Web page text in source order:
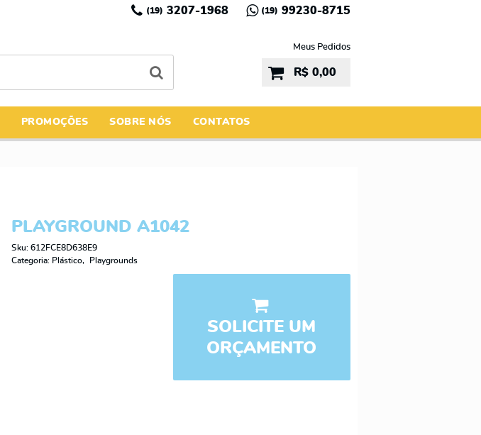
(19) 3207-1968 (19) 99230-8715
Meus Pedidos
R$ 0,00
PROMOÇÕES SOBRE NÓS CONTATOS
PLAYGROUND A1042
Sku: 612FCE8D638E9
Categoria: Plástico Playgrounds
SOLICITE UM
ORÇAMENTO